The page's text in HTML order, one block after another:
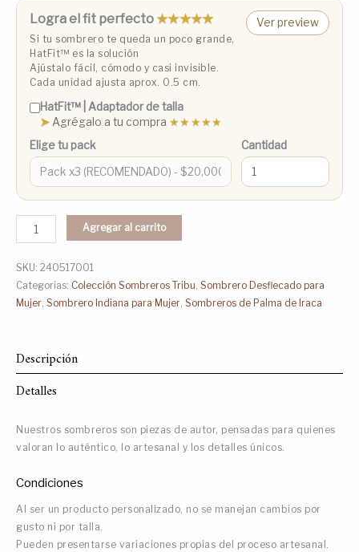
Logra el fit perfecto★★★★★
Si tu sombrero te queda un poco grande,
HatFit™️ es la solución
Ajústalo fácil, cómodo y casi invisible.
Cada unidad ajusta aprox. 0.5 cm.
Ver preview
HatFit™️ | Adaptador de talla
➤Agrégalo a tu compra ★★★★★
Elige tu pack
Cantidad
Agregar al carrito
SKU: 240517001
Categorías: Colección Sombreros Tribu, Sombrero Desflecado para
Mujer, Sombrero Indiana para Mujer, Sombreros de Palma de Iraca
Descripción
Detalles
Nuestros sombreros son piezas de autor, pensadas para quienes
valoran lo auténtico, lo artesanal y los detalles únicos.
Condiciones
Al ser un producto personalizado, no se manejan cambios por
gusto ni por talla.
Pueden presentarse variaciones propias del proceso artesanal.